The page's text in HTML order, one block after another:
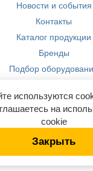
Новости и события
Контакты
Каталог продукции
Бренды
Подбор
Компетенции
используются
на
cookie
Закрыть